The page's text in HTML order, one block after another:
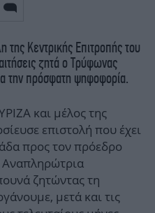
της Κεντρικής Επιτροπής του
ζητά ο Τρύφωνας
την πρόσφατη ψηφοφορία.
και μέλος της
επιστολή που έχει
προς τον πρόεδρο
ζητώντας τη
μετά και τις